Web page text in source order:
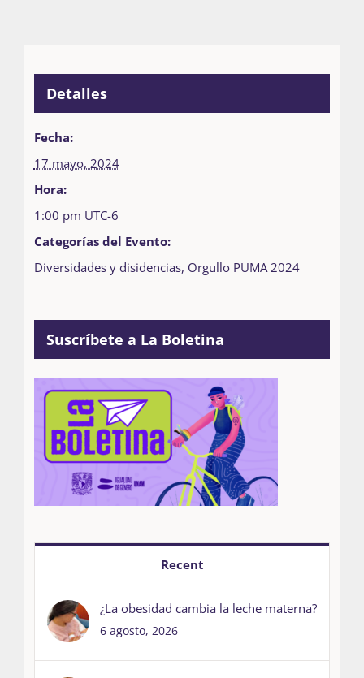
Detalles
Fecha:
17 mayo, 2024
Hora:
1:00 pm UTC-6
Categorías del Evento:
Diversidades y disidencias, Orgullo PUMA 2024
Suscríbete a La Boletina
Recent
¿La obesidad cambia la leche materna?
6 agosto, 2026